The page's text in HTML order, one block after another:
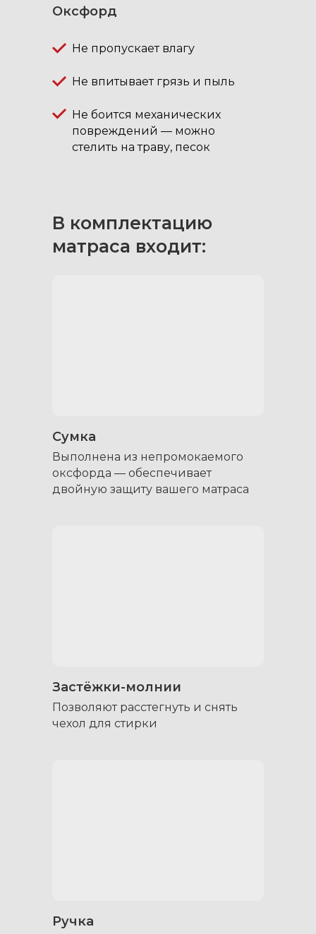
Оксфорд
Не пропускает влагу
Не впитывает грязь и пыль
Не боится механических
повреждений — можно
стелить на траву, песок
В комплектацию
матраса входит:
Сумка
Выполнена из непромокаемого
оксфорда — обеспечивает
двойную защиту вашего матраса
Застёжки-молнии
Позволяют расстегнуть и снять
чехол для стирки
Ручка